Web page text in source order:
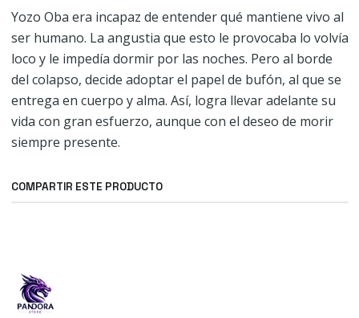
Yozo Oba era incapaz de entender qué mantiene vivo al
ser humano. La angustia que esto le provocaba lo volvía
loco y le impedía dormir por las noches. Pero al borde
del colapso, decide adoptar el papel de bufón, al que se
entrega en cuerpo y alma. Así, logra llevar adelante su
vida con gran esfuerzo, aunque con el deseo de morir
siempre presente.
COMPARTIR ESTE PRODUCTO